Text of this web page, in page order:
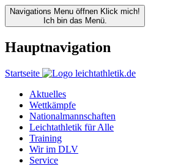
Navigations Menu öffnen Klick mich!
Ich bin das Menü.
Hauptnavigation
Startseite
Aktuelles
Wettkämpfe
Nationalmannschaften
Leichtathletik für Alle
Training
Wir im DLV
Service